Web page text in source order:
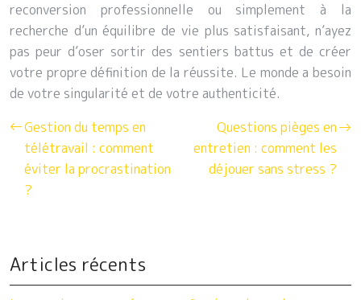
reconversion professionnelle ou simplement à la
recherche d’un équilibre de vie plus satisfaisant, n’ayez
pas peur d’oser sortir des sentiers battus et de créer
votre propre définition de la réussite. Le monde a besoin
de votre singularité et de votre authenticité.
Gestion du temps en
télétravail : comment
éviter la procrastination
?
Questions pièges en
entretien : comment les
déjouer sans stress ?
Articles récents